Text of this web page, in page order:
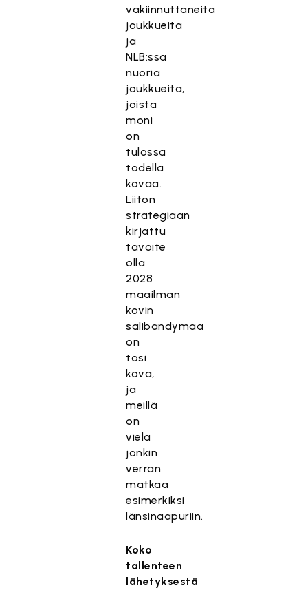
vakiinnuttaneita
joukkueita
ja
NLB:ssä
nuoria
joukkueita,
joista
moni
on
tulossa
todella
kovaa.
Liiton
strategiaan
kirjattu
tavoite
olla
2028
maailman
kovin
salibandymaa
on
tosi
kova,
ja
meillä
on
vielä
jonkin
verran
matkaa
esimerkiksi
länsinaapuriin.
Koko
tallenteen
lähetyksestä
T
ä
m
ä
s
i
s
ä
l
t
ö
o
n
e
s
t
e
t
t
y
,
o
s
k